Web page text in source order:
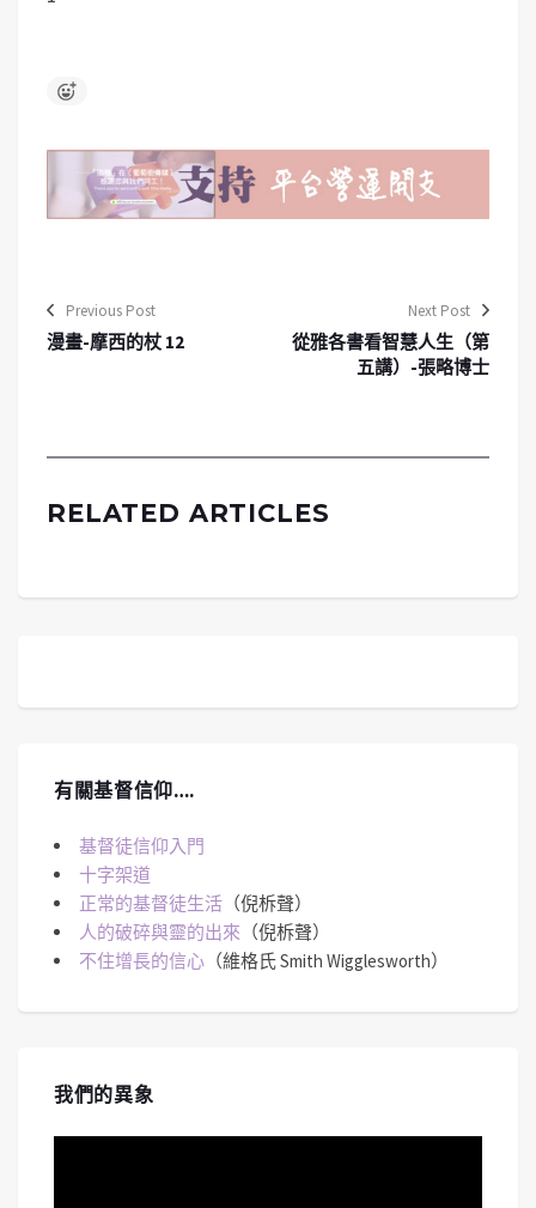
Previous Post
漫畫-摩西的杖 12
Next Post
從雅各書看智慧人生（第
五講）-張略博士
RELATED ARTICLES
有關基督信仰….
基督徒信仰入門
十字架道
正常的基督徒生活 （倪柝聲）
人的破碎與靈的出來 （倪柝聲）
不住增長的信心 （維格氏 Smith Wigglesworth）
我們的異象